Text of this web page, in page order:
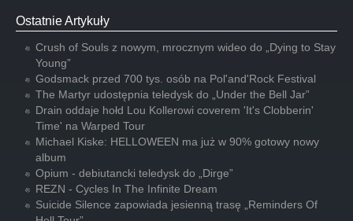
Ostatnie Artykuły
Crush of Souls z nowym, mrocznym wideo do „Dying to Stay
Young”
Godsmack przed 700 tys. osób na Pol'and'Rock Festival
The Martyr udostępnia teledysk do „Under the Bell Jar”
Drain oddaje hołd Lou Kollerowi coverem 'It's Clobberin'
Time' na Warped Tour
Michael Kiske: HELLOWEEN ma już w 90% gotowy nowy
album
Opium - debiutancki teledysk do „Dirge”
REZN - Cycles In The Infinite Dream
Suicide Silence zapowiada jesienną trasę „Reminders Of